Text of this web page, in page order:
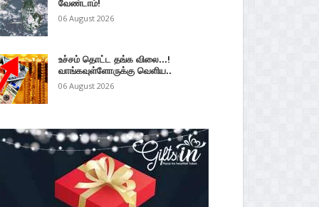
வேண்டாம்!
06 August 2026
உச்சம் தொட்ட தங்க விலை...!
வாங்கவுள்ளோருக்கு வெளிய..
06 August 2026